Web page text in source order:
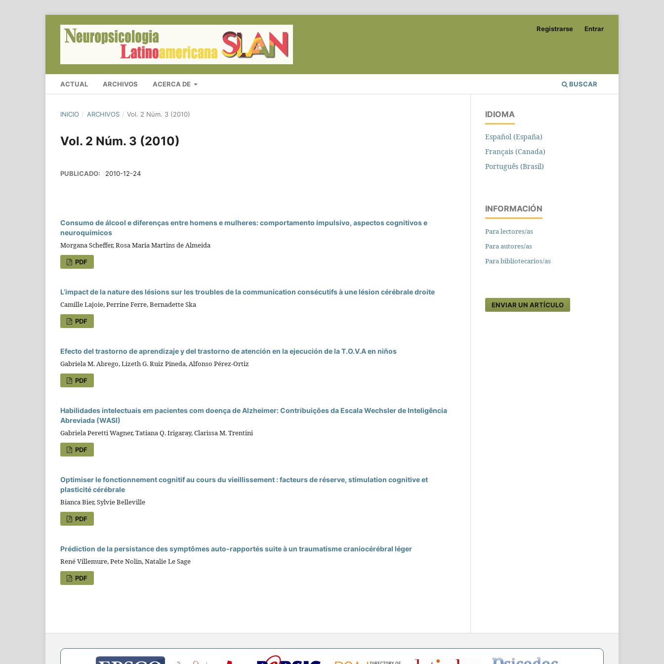
ACTUAL ARCHIVOS ACERCA DE BUSCAR
Registrarse Entrar
INICIO / ARCHIVOS / Vol. 2 Núm. 3 (2010)
Vol. 2 Núm. 3 (2010)
PUBLICADO: 2010-12-24
Consumo de álcool e diferenças entre homens e mulheres: comportamento impulsivo, aspectos cognitivos e
neuroquímicos
Morgana Scheffer, Rosa Maria Martins de Almeida
PDF
L’impact de la nature des lésions sur les troubles de la communication consécutifs à une lésion cérébrale droite
Camille Lajoie, Perrine Ferre, Bernadette Ska
PDF
Efecto del trastorno de aprendizaje y del trastorno de atención en la ejecución de la T.O.V.A en niños
Gabriela M. Abrego, Lizeth G. Ruiz Pineda, Alfonso Pérez-Ortiz
PDF
Habilidades intelectuais em pacientes com doença de Alzheimer: Contribuições da Escala Wechsler de Inteligência
Abreviada (WASI)
Gabriela Peretti Wagner, Tatiana Q. Irigaray, Clarissa M. Trentini
PDF
Optimiser le fonctionnement cognitif au cours du vieillissement : facteurs de réserve, stimulation cognitive et
plasticité cérébrale
Bianca Bier, Sylvie Belleville
PDF
Prédiction de la persistance des symptômes auto-rapportés suite à un traumatisme craniocérébral léger
René Villemure, Pete Nolin, Natalie Le Sage
PDF
IDIOMA
Español (España)
Français (Canada)
Português (Brasil)
INFORMACIÓN
Para lectores/as
Para autores/as
Para bibliotecarios/as
ENVIAR UN ARTÍCULO